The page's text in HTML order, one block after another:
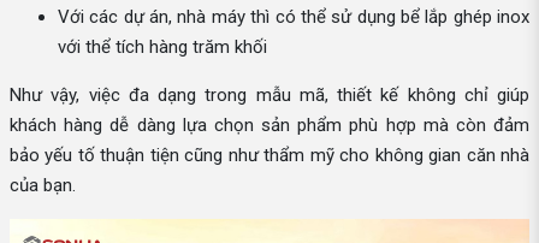
Với các dự án, nhà máy thì có thể sử dụng bể lắp ghép inox
với thể tích hàng trăm khối
Như vậy, việc đa dạng trong mẫu mã, thiết kế không chỉ giúp
khách hàng dễ dàng lựa chọn sản phẩm phù hợp mà còn đảm
bảo yếu tố thuận tiện cũng như thẩm mỹ cho không gian căn nhà
của bạn.